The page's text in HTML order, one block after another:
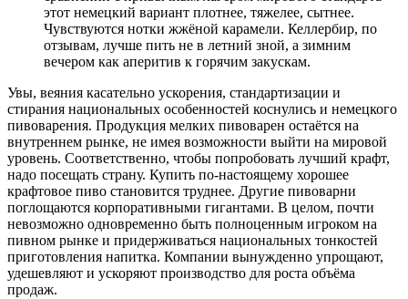
этот немецкий вариант плотнее, тяжелее, сытнее.
Чувствуются нотки жжёной карамели. Келлербир, по
отзывам, лучше пить не в летний зной, а зимним
вечером как аперитив к горячим закускам.
Увы, веяния касательно ускорения, стандартизации и
стирания национальных особенностей коснулись и немецкого
пивоварения. Продукция мелких пивоварен остаётся на
внутреннем рынке, не имея возможности выйти на мировой
уровень. Соответственно, чтобы попробовать лучший крафт,
надо посещать страну. Купить по-настоящему хорошее
крафтовое пиво становится труднее. Другие пивоварни
поглощаются корпоративными гигантами. В целом, почти
невозможно одновременно быть полноценным игроком на
пивном рынке и придерживаться национальных тонкостей
приготовления напитка. Компании вынужденно упрощают,
удешевляют и ускоряют производство для роста объёма
продаж.